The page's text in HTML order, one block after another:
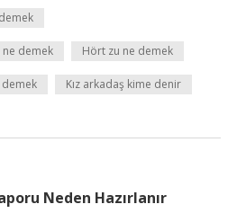
ne demek Hört zu ne demek
demek Kız arkadaş kime denir
Neden Hazırlanır